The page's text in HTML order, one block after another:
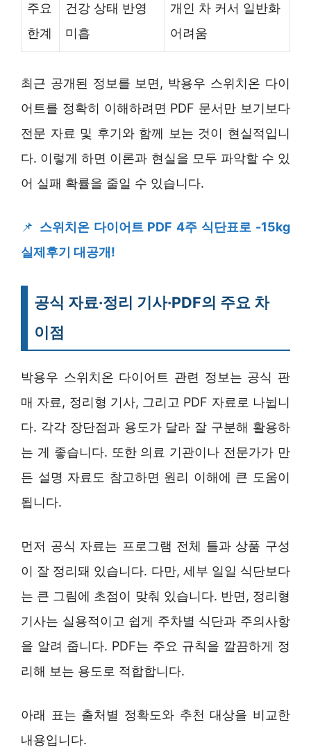
주요
한계
건강 상태 반영
미흡
개인 차 커서 일반화
어려움
최근 공개된 정보를 보면, 박용우 스위치온 다이
어트를 정확히 이해하려면 PDF 문서만 보기보다
전문 자료 및 후기와 함께 보는 것이 현실적입니
다. 이렇게 하면 이론과 현실을 모두 파악할 수 있
어 실패 확률을 줄일 수 있습니다.
📌 스위치온 다이어트 PDF 4주 식단표로 -15kg
실제후기 대공개!
공식 자료·정리 기사·PDF의 주요 차
이점
박용우 스위치온 다이어트 관련 정보는 공식 판
매 자료, 정리형 기사, 그리고 PDF 자료로 나뉩니
다. 각각 장단점과 용도가 달라 잘 구분해 활용하
는 게 좋습니다. 또한 의료 기관이나 전문가가 만
든 설명 자료도 참고하면 원리 이해에 큰 도움이
됩니다.
먼저 공식 자료는 프로그램 전체 틀과 상품 구성
이 잘 정리돼 있습니다. 다만, 세부 일일 식단보다
는 큰 그림에 초점이 맞춰 있습니다. 반면, 정리형
기사는 실용적이고 쉽게 주차별 식단과 주의사항
을 알려 줍니다. PDF는 주요 규칙을 깔끔하게 정
리해 보는 용도로 적합합니다.
아래 표는 출처별 정확도와 추천 대상을 비교한
내용입니다.